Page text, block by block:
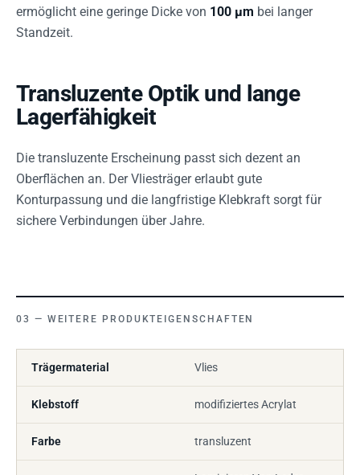
ermöglicht eine geringe Dicke von 100 µm bei langer
Standzeit.
Transluzente Optik und lange
Lagerfähigkeit
Die transluzente Erscheinung passt sich dezent an
Oberflächen an. Der Vliesträger erlaubt gute
Konturpassung und die langfristige Klebkraft sorgt für
sichere Verbindungen über Jahre.
WEITERE PRODUKTEIGENSCHAFTEN
Trägermaterial Vlies
Klebstoff modifiziertes Acrylat
Farbe transluzent